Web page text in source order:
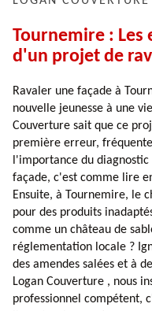
Tournemire : Les
d'un projet de
Ravaler une façade à
nouvelle jeunesse à une
Couverture sait que ce
première erreur,
l'importance du
façade, c'est comme lire
Ensuite, à Tournemire, le
pour des produits
comme un château de
réglementation locale ?
des amendes salées et à
Logan Couverture , nous
professionnel compétent,